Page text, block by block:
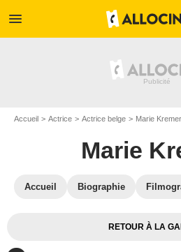
menu
Accueil Actrice Actrice belge Marie Kremer
Marie
Accueil Biographie
RETOUR À LA